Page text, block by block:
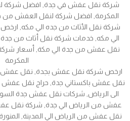
شركة نقل عفش في جدة, افضل شركة
المكرمة, افضل شركة لنقل العفش من
شركة نقل الأثاث من جده الي مكه,
الي مكه, خدمات شركة نقل أثاث من جدة
نقل عفش من جدة الي مكة, أسعار
المكرمة
نقل عفش باكستاني جدة, حراج نقل
الى الرياض, شركات نقل عفش جدة
عفش من الرياض الي جدة, شركة نقل
نقل عفش من الرياض الي المدينة,